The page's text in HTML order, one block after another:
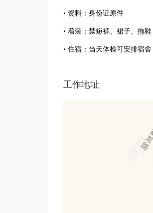
• 资料：身份证原件
• 着装：禁短裤、裙子、拖
• 住宿：当天体检可安排宿舍
工作地址